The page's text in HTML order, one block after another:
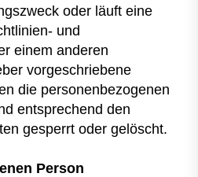
oder läuft eine
und
einem anderen
vorgeschriebene
die personenbezogenen
entsprechend den
gesperrt oder gelöscht.
Person